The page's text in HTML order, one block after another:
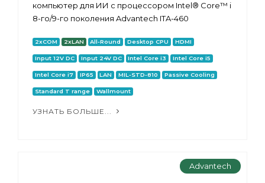
компьютер для ИИ с процессором Intel® Core™ i
8-го/9-го поколения Advantech ITA-460
2xCOM 2xLAN All-Round Desktop CPU HDMI
Input 12V DC Input 24V DC Intel Core i3 Intel Core i5
Intel Core i7 IP65 LAN MIL-STD-810 Passive Cooling
Standard T range Wallmount
УЗНАТЬ БОЛЬШЕ...
Advantech